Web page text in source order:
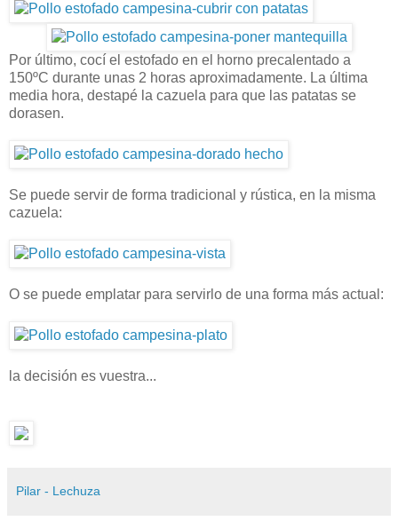
Por último, cocí el estofado en el horno precalentado a
150ºC durante unas 2 horas aproximadamente. La última
media hora, destapé la cazuela para que las patatas se
dorasen.
Se puede servir de forma tradicional y rústica, en la misma
cazuela:
O se puede emplatar para servirlo de una forma más actual:
la decisión es vuestra...
Pilar - Lechuza